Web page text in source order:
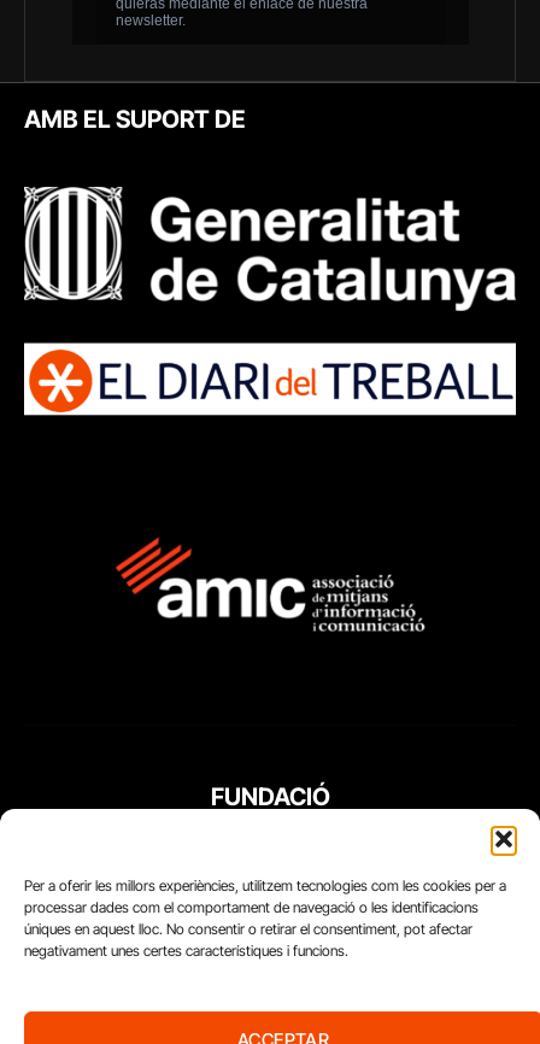
Per a oferir les millors experiències, utilitzem tecnologies com les cookies per a
processar dades com el comportament de navegació o les identificacions
úniques en aquest lloc. No consentir o retirar el consentiment, pot afectar
negativament unes certes característiques i funcions.
ACCEPTAR
AMB EL SUPORT DE
FUNDACIÓ